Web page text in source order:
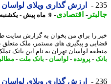
ارزش گذاری ویلای لواسان در
-اقتصادی-9 ماه پیش - یکشنبه 11 آبان 1404، 11:17
را برای من بخوان به گزارش سایت طلا،
و پیگیری های مستمر، ملک متعلق به
لواسان تهران به نام این بانک تملک ...
-پرونده -لواسان-بانک ملت -مطالبات
ارزش گذاری ویلای لواسان در